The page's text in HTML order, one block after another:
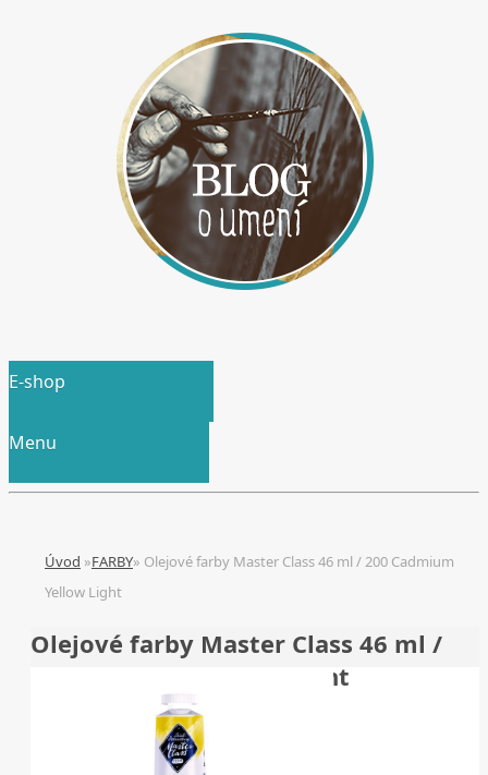
E-shop
Menu
Úvod »FARBY» Olejové farby Master Class 46 ml / 200 Cadmium
Yellow Light
Olejové farby Master Class 46 ml /
200 Cadmium Yellow Light